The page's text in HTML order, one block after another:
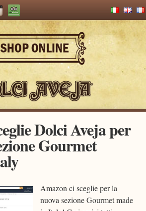
Dolci Aveja per
Gourmet
Amazon ci sceglie per la
nuova sezione Gourmet made